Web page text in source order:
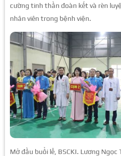
cường tinh thần đoàn kết và rèn
nhân viên trong bệnh viện.
Mở đầu buổi lễ, BSCKI. Lương